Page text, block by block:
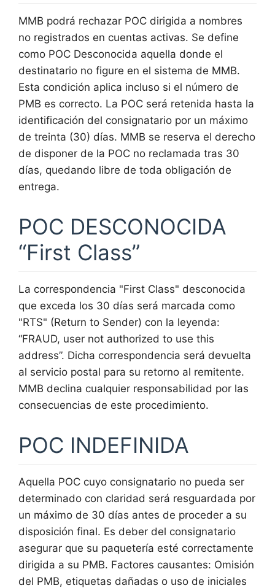
MMB podrá rechazar POC dirigida a nombres
no registrados en cuentas activas. Se define
como POC Desconocida aquella donde el
destinatario no figure en el sistema de MMB.
Esta condición aplica incluso si el número de
PMB es correcto. La POC será retenida hasta la
identificación del consignatario por un máximo
de treinta (30) días. MMB se reserva el derecho
de disponer de la POC no reclamada tras 30
días, quedando libre de toda obligación de
entrega.
POC DESCONOCIDA
“First Class”
La correspondencia "First Class" desconocida
que exceda los 30 días será marcada como
"RTS" (Return to Sender) con la leyenda:
“FRAUD, user not authorized to use this
address”. Dicha correspondencia será devuelta
al servicio postal para su retorno al remitente.
MMB declina cualquier responsabilidad por las
consecuencias de este procedimiento.
POC INDEFINIDA
Aquella POC cuyo consignatario no pueda ser
determinado con claridad será resguardada por
un máximo de 30 días antes de proceder a su
disposición final. Es deber del consignatario
asegurar que su paquetería esté correctamente
dirigida a su PMB. Factores causantes: Omisión
del PMB, etiquetas dañadas o uso de iniciales